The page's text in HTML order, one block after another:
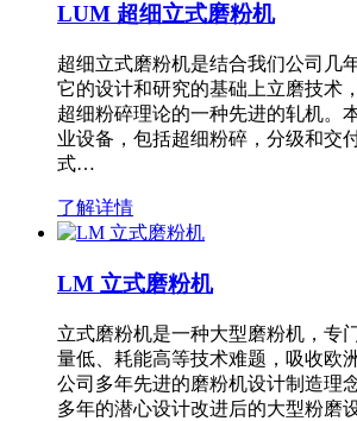
LUM 超细立式磨粉机
超细立式磨粉机是结合我们公司几
它的设计和研究的基础上立磨技术
超细粉碎理论的一种先进的轧机。
业设备，包括超细粉碎，分级和交
式…
了解详情
LM 立式磨粉机
立式磨粉机是一种大型磨粉机，专
量低、耗能高等技术难题，吸收欧
公司多年先进的磨粉机设计制造理
多年的潜心设计改进后的大型粉磨